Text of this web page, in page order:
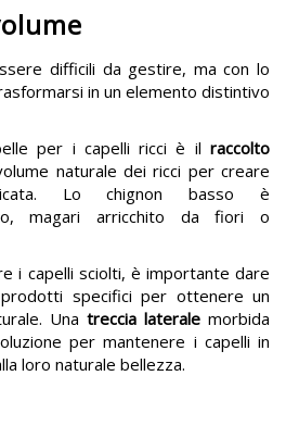
difficili da gestire, ma con lo
in un elemento distintivo
per i capelli ricci è il raccolto
naturale dei ricci per creare
Lo chignon basso è
magari arricchito da fiori o
i capelli sciolti, è importante dare
specifici per ottenere un
Una treccia laterale morbida
per mantenere i capelli in
loro naturale bellezza​.